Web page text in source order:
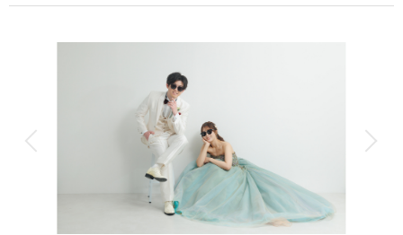
ヘアメイク
データ 80 カット
会食
家族用衣装レンタル
その他含むもの
当日は男性は靴下、女性はストッキングだけお持ちくださいませ